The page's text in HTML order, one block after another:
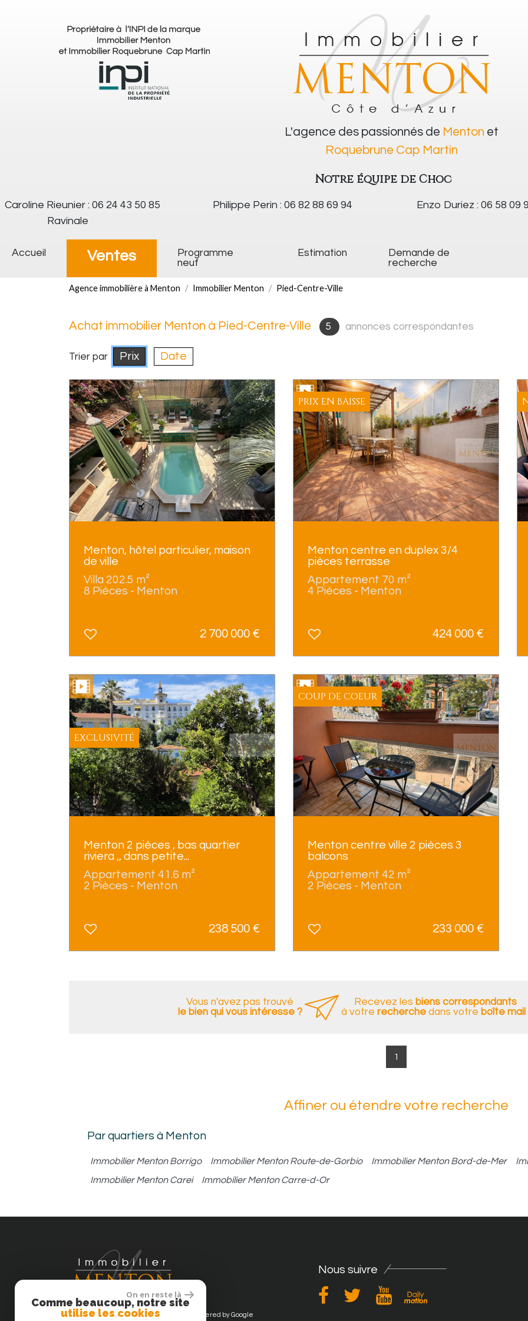
L'agence des passionnés de Menton et
Roquebrune Cap Martin
Notre équipe de Choc
Caroline Rieunier : 06 24 43 50 85
Ravinale
Philippe Perin : 06 82 88 69 94 Enzo Duriez : 06 58 09
Accueil Ventes
Programme
neuf
Estimation
Demande de
recherche
Agence immobilière à Menton Immobilier Menton Pied-Centre-Ville
Achat immobilier Menton à Pied-Centre-Ville 5 annonces correspondantes
Trier par Prix Date
Menton, hôtel particulier, maison
de ville
Villa 202.5 m²
8 Pièces - Menton
2 700 000 €
PRIX EN BAISSE
Menton centre en duplex 3/4
pièces terrasse
Appartement 70 m²
4 Pièces - Menton
424 000 €
EXCLUSIVITÉ
Menton 2 pièces , bas quartier
riviera ,, dans petite...
Appartement 41.6 m²
2 Pièces - Menton
238 500 €
COUP DE COEUR
Menton centre ville 2 pièces 3
balcons
Appartement 42 m²
2 Pièces - Menton
233 000 €
Vous n'avez pas trouvé
le bien qui vous intéresse ?
Recevez les biens correspondants
à votre recherchedans votre boîte mail
1
Affiner ou étendre votre recherche
Par quartiers à Menton
Immobilier Menton Borrigo Immobilier Menton Route-de-Gorbio Immobilier Menton Bord-de-Mer
Immobilier Menton Carei
Immobilier Menton Carre-d-Or
© 2026 | Tous droits réservés - Traduction powered by Google
Nous suivre
On en reste là
Comme beaucoup, notre site
utilise les cookies